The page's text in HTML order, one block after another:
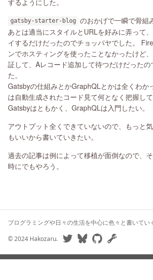
gatsby-starter-blog
のおかげで一瞬で骨組
あとは適当にスタイルとURLを好みに弄って
イするだけだったのでチョッパヤでした。
ンでホスティングを使ったことなかったけど
証して、Aレコード追加して待つだけだったの
た。
Gatsbyの仕組みとかGraphQLとかは全くわか
は自動生成されたコード見て何となく把握して
Gatsbyはともかく、GraphQLは入門したい。
アウトプット全くできていないので、もっと
もいいから書いていきたい。
過去の記事は例によって移植が面倒なので、
時にでもやろう。
プログラミングや日々の生活を中心に色々と書いてい
©2024 Hakozaru.